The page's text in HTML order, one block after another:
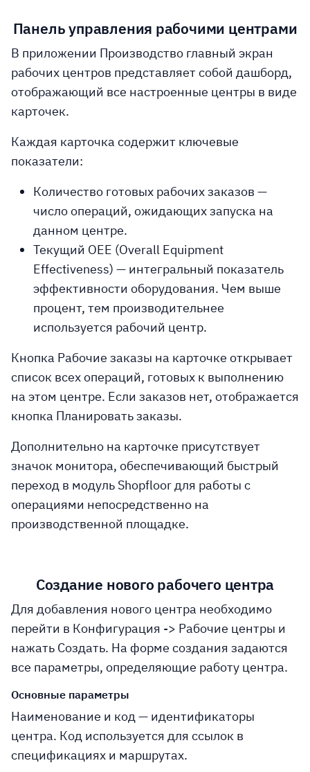
Панель управления рабочими центрами
В приложении Производство главный экран
рабочих центров представляет собой дашборд,
отображающий все настроенные центры в виде
карточек.
Каждая карточка содержит ключевые
показатели:
Количество готовых рабочих заказов —
число операций, ожидающих запуска на
данном центре.
Текущий OEE (Overall Equipment
Effectiveness) — интегральный показатель
эффективности оборудования. Чем выше
процент, тем производительнее
используется рабочий центр.
Кнопка Рабочие заказы на карточке открывает
список всех операций, готовых к выполнению
на этом центре. Если заказов нет, отображается
кнопка Планировать заказы.
Дополнительно на карточке присутствует
значок монитора, обеспечивающий быстрый
переход в модуль Shopfloor для работы с
операциями непосредственно на
производственной площадке.
Создание нового рабочего центра
Для добавления нового центра необходимо
перейти в Конфигурация -> Рабочие центры и
нажать Создать. На форме создания задаются
все параметры, определяющие работу центра.
Основные параметры
Наименование и код— идентификаторы
центра. Код используется для ссылок в
спецификациях и маршрутах.